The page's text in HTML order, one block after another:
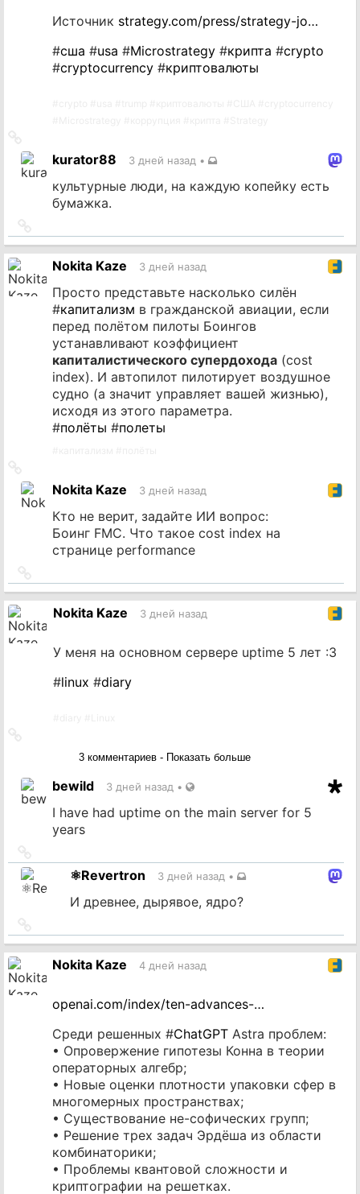
Источник strategy.com/press/strategy-jo…
#сша #usa #Microstrategy #крипта #crypto
#cryptocurrency #криптовалюты
на
источникkurator88 3 дней назад •
культурные люди, на каждую копейку есть
бумажка.
на
источник
Nokita Kaze 3 дней назад
Просто представьте насколько силён
#капитализм в гражданской авиации, если
перед полётом пилоты Боингов
устанавливают коэффициент
капиталистического супердохода (cost
index). И автопилот пилотирует воздушное
судно (а значит управляет вашей жизнью),
исходя из этого параметра.
#полёты #полеты
на
источникNokita Kaze 3 дней назад
Кто не верит, задайте ИИ вопрос:
Боинг FMC. Что такое cost index на
странице performance
на
источник
Nokita Kaze 3 дней назад
У меня на основном сервере uptime 5 лет :3
#linux #diary
3 комментариев - Показать больше
bewild 3 дней назад •
I have had uptime on the main server for 5
years
на
источник⚛️Revertron 3 дней назад •
И древнее, дырявое, ядро?
на
источник
Nokita Kaze 4 дней назад
openai.com/index/ten-advances-…
Среди решенных #ChatGPT Astra проблем:
• Опровержение гипотезы Конна в теории
операторных алгебр;
• Новые оценки плотности упаковки сфер в
многомерных пространствах;
• Существование не-софических групп;
• Решение трех задач Эрдёша из области
комбинаторики;
• Проблемы квантовой сложности и
криптографии на решетках.